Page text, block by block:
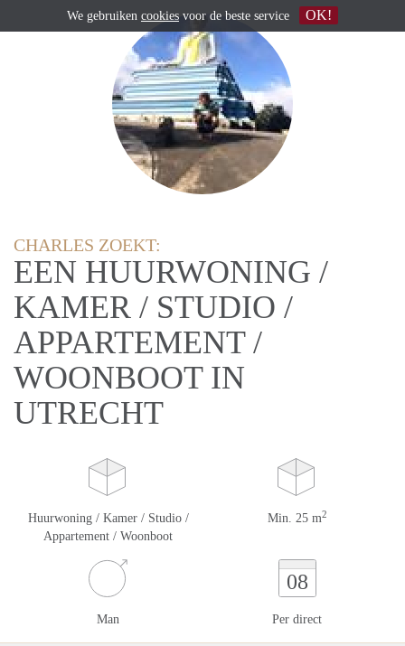
CHARLES ZOEKT:
EEN HUURWONING /
KAMER / STUDIO /
APPARTEMENT /
WOONBOOT IN
UTRECHT
Huurwoning / Kamer / Studio /
Appartement / Woonboot
Min. 25 m2
Man
08
Per direct
We gebruiken cookies voor de beste service OK!